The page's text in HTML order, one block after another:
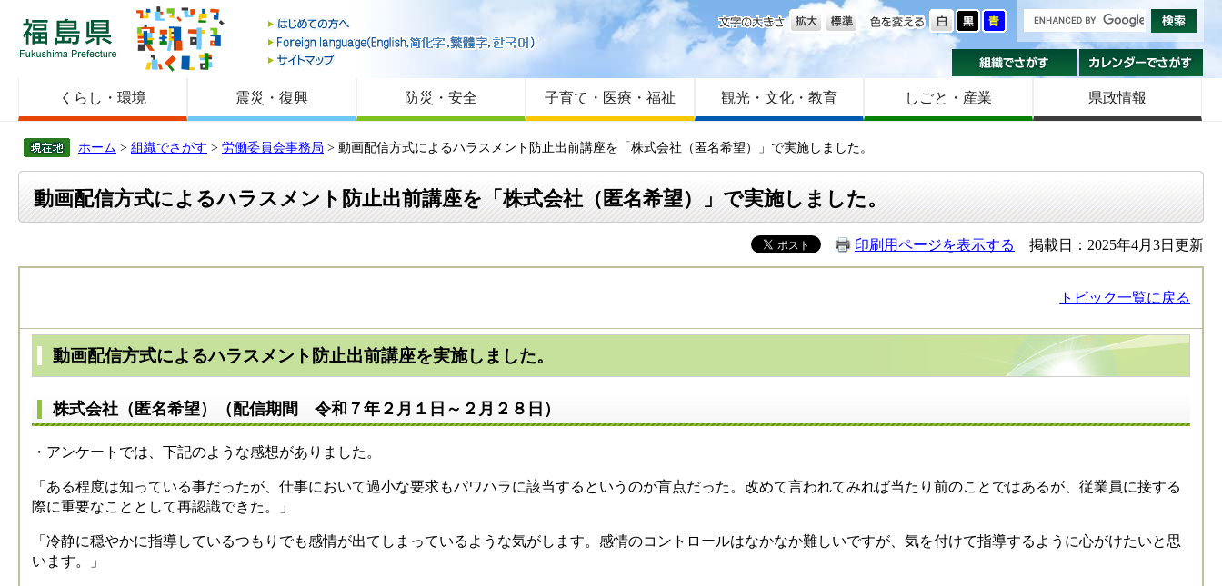
福島県
はじめての方へ
Foreign language
サイトマップ
色を変える
文字の大きさ
組織でさがす
くらし・環境 震災・復興 防災・安全 子育て・医療・福祉 観光・文化・教育 しごと・産業 県政情報
ホーム > 組織でさがす > 労働委員会事務局 > 動画配信方式によるハラスメント防止出前講座を「株式会社（匿名希望）」で実施しました。
動画配信方式によるハラスメント防止出前講座を「株式会社（匿名希望）」で実施しました。
印刷用ページを表示する 掲載日：2025年4月3日更新
トピック一覧に戻る
動画配信方式によるハラスメント防止出前講座を実施しました。
株式会社（匿名希望）（配信期間 令和７年２月１日～２月２８日）
・アンケートでは、下記のような感想がありました。
「ある程度は知っている事だったが、仕事において過小な要求もパワハラに該当するというのが盲点だった。改めて言われてみれば当たり前のことではあるが、従業員に接する
際に重要なこととして再認識できた。」
「冷静に穏やかに指導しているつもりでも感情が出てしまっているような気がします。感情のコントロールはなかなか難しいですが、気を付けて指導するように心がけたいと思
います。」